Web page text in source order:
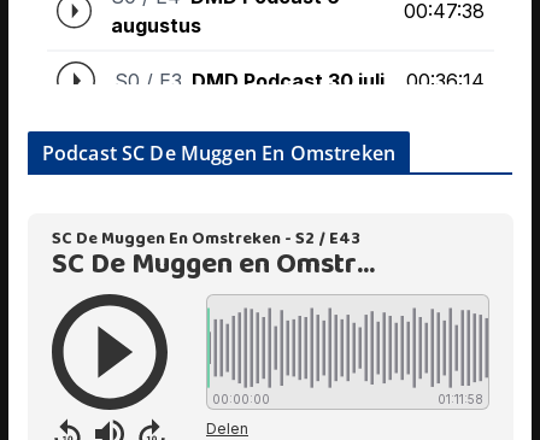
Podcast SC De Muggen En Omstreken